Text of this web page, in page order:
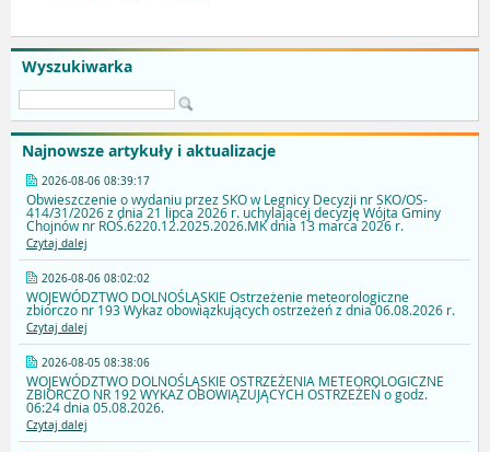
Wyszukiwarka
Najnowsze artykuły i aktualizacje
2026-08-06 08:39:17
Obwieszczenie o wydaniu przez SKO w Legnicy Decyzji nr SKO/OS-
414/31/2026 z dnia 21 lipca 2026 r. uchylającej decyzję Wójta Gminy
Chojnów nr ROŚ.6220.12.2025.2026.MK dnia 13 marca 2026 r.
Czytaj dalej
2026-08-06 08:02:02
WOJEWÓDZTWO DOLNOŚLĄSKIE Ostrzeżenie meteorologiczne
zbiorczo nr 193 Wykaz obowiązkujących ostrzeżeń z dnia 06.08.2026 r.
Czytaj dalej
2026-08-05 08:38:06
WOJEWÓDZTWO DOLNOŚLĄSKIE OSTRZEŻENIA METEOROLOGICZNE
ZBIORCZO NR 192 WYKAZ OBOWIĄZUJĄCYCH OSTRZEŻEŃ o godz.
06:24 dnia 05.08.2026.
Czytaj dalej